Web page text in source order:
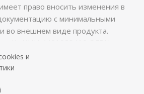
право вносить изменения в
с минимальными
во внешнем виде продукта.
К» ИНН 4401028410 ОГРН
1024400509121
и